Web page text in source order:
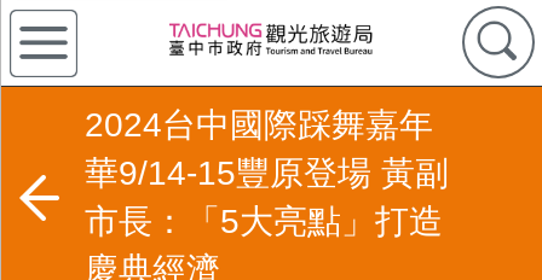
2024台中國際踩舞嘉年
華9/14-15豐原登場 黃副
市長：「5大亮點」打造
慶典經濟